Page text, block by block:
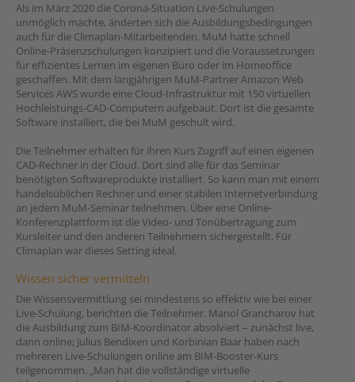
Als im März 2020 die Corona-Situation Live-Schulungen
unmöglich machte, änderten sich die Ausbildungsbedingungen
auch für die Climaplan-Mitarbeitenden. MuM hatte schnell
Online-Präsenzschulungen konzipiert und die Voraussetzungen
für effizientes Lernen im eigenen Büro oder im Homeoffice
geschaffen. Mit dem langjährigen MuM-Partner Amazon Web
Services AWS wurde eine Cloud-Infrastruktur mit 150 virtuellen
Hochleistungs-CAD-Computern aufgebaut. Dort ist die gesamte
Software installiert, die bei MuM geschult wird.
Die Teilnehmer erhalten für ihren Kurs Zugriff auf einen eigenen
CAD-Rechner in der Cloud. Dort sind alle für das Seminar
benötigten Softwareprodukte installiert. So kann man mit einem
handelsüblichen Rechner und einer stabilen Internetverbindung
an jedem MuM-Seminar teilnehmen. Über eine Online-
Konferenzplattform ist die Video- und Tonübertragung zum
Kursleiter und den anderen Teilnehmern sichergestellt. Für
Climaplan war dieses Setting ideal.
Wissen sicher vermitteln
Die Wissensvermittlung sei mindestens so effektiv wie bei einer
Live-Schulung, berichten die Teilnehmer. Manol Grancharov hat
die Ausbildung zum BIM-Koordinator absolviert – zunächst live,
dann online; Julius Bendixen und Korbinian Baar haben nach
mehreren Live-Schulungen online am BIM-Booster-Kurs
teilgenommen. „Man hat die vollständige virtuelle